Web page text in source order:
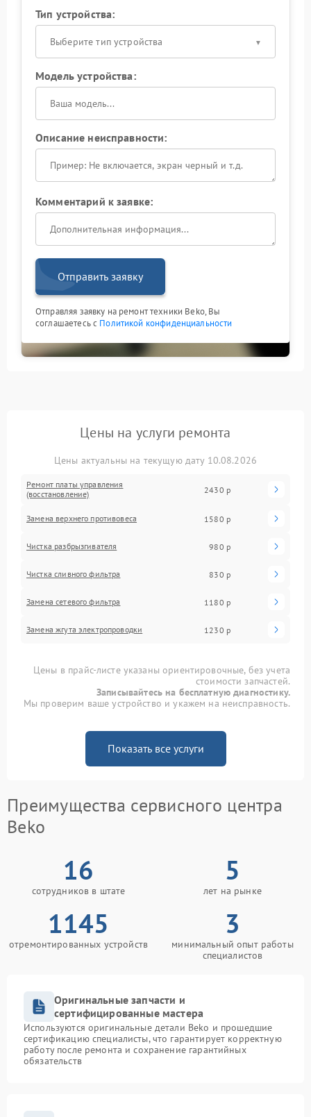
Тип устройства:
Выберите тип устройства
Модель устройства:
Описание неисправности:
Комментарий к заявке:
Отправить заявку
Отправляя заявку на ремонт техники Beko, Вы
соглашаетесь с Политикой конфиденциальности
Цены на услуги ремонта
Цены актуальны на текущую дату 10.08.2026
Ремонт платы управления
(восстановление)
2430 р
Замена верхнего противовеса 1580 р
Чистка разбрызгивателя 980 р
Чистка сливного фильтра 830 р
Замена сетевого фильтра 1180 р
Замена жгута электропроводки 1230 р
Цены в прайс-листе указаны ориентировочные, без учета
стоимости запчастей.
Записывайтесь на бесплатную диагностику.
Мы проверим ваше устройство и укажем на неисправность.
Показать все услуги
Преимущества сервисного центра
Beko
16
сотрудников в штате
5
лет на рынке
1145
отремонтированных устройств
3
минимальный опыт работы
специалистов
Оригинальные запчасти и
сертифицированные мастера
Используются оригинальные детали Beko и прошедшие
сертификацию специалисты, что гарантирует корректную
работу после ремонта и сохранение гарантийных
обязательств